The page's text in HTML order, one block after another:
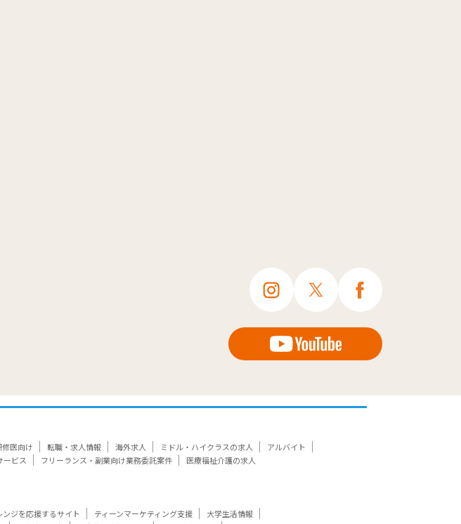
医向け 転職・求人情報 海外求人 ミドル・ハイクラスの求人
アルバイト
ービス フリーランス・副業向け業務委託案件 医療福祉介護の求人
ジを応援するサイト ティーンマーケティング支援
大学生活情報